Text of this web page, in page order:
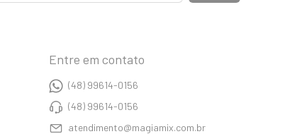
Entre em contato
(48) 99614-0156
(48) 99614-0156
atendimento@magiamix.com.br